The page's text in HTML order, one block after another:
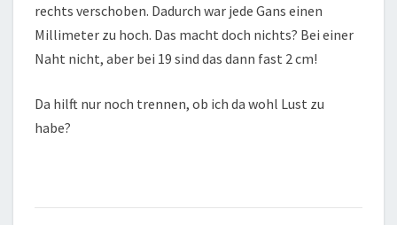
rechts verschoben. Dadurch war jede Gans einen
Millimeter zu hoch. Das macht doch nichts? Bei einer
Naht nicht, aber bei 19 sind das dann fast 2 cm!
Da hilft nur noch trennen, ob ich da wohl Lust zu
habe?